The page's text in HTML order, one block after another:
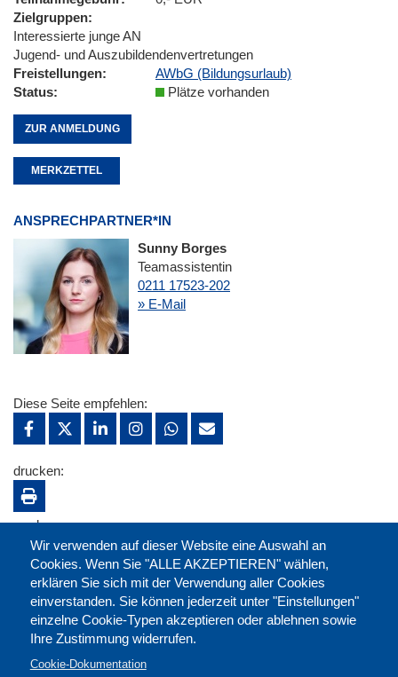
Zielgruppen
Interessierte junge AN
Jugend- und Auszubildendenvertretungen
Freistellungen
AWbG (Bildungsurlaub)
Status
Plätze vorhanden
ZUR ANMELDUNG
MERKZETTEL
ANSPRECHPARTNER*IN
Sunny Borges
Teamassistentin
0211 17523-202
» E-Mail
Wir verwenden auf dieser Website eine Auswahl an
Cookies. Wenn Sie "ALLE AKZEPTIEREN" wählen,
erklären Sie sich mit der Verwendung aller Cookies
einverstanden. Sie können jederzeit unter "Einstellungen"
einzelne Cookie-Typen akzeptieren oder ablehnen sowie
Ihre Zustimmung widerrufen.
Cookie-Dokumentation
Diese Seite empfehlen:
drucken:
merken: